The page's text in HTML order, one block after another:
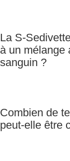
La S-
à un mélange
sanguin ?
Combien de
peut-elle être